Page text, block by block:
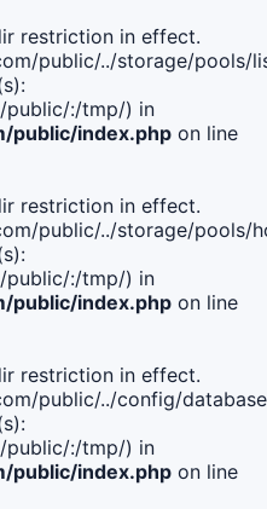
restriction in effect.
public/../storage/pools/
public/:/tmp/) in
public/index.php on line
restriction in effect.
public/../storage/pools/
public/:/tmp/) in
public/index.php on line
restriction in effect.
public/../config/
public/:/tmp/) in
public/index.php on line